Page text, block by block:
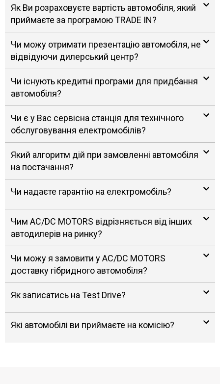
Як Ви розраховуєте вартість автомобіля, який
приймаєте за програмою TRADE IN?
Чи можу отримати презентацію автомобіля, не
відвідуючи дилерський центр?
Чи існують кредитні програми для придбання
автомобіля?
Чи є у Вас сервісна станція для технічного
обслуговування електромобілів?
Який алгоритм дій при замовленні автомобіля
на постачання?
Чи надаєте гарантію на електромобіль?
Чим AC/DC MOTORS відрізняється від інших
автодилерів на ринку?
Чи можу я замовити у AC/DC MOTORS
доставку гібридного автомобіля?
Як записатись на Test Drive?
Які автомобілі ви приймаєте на комісію?